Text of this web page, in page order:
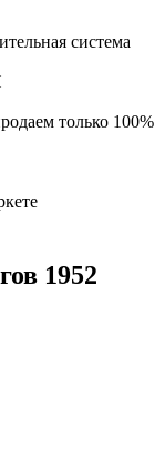
система
только 100%
1952